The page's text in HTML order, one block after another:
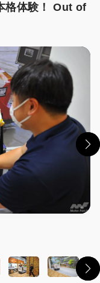
格体験！ Out of